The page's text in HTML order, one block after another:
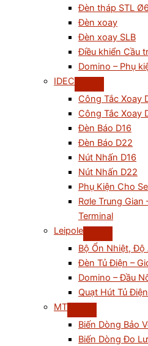
Đèn tháp STL
Đèn xoay
Đèn xoay SLB
Điều khiển Cầu
Domino – Phụ
IDEC
Công Tắc Xoay
Công Tắc Xoay
Đèn Báo D16
Đèn Báo D22
Nút Nhấn D16
Nút Nhấn D22
Phụ Kiện Cho
Rơle Trung
Terminal
Leipole
Bộ Ổn Nhiệt, Độ
Đèn Tủ Điện –
Domino – Đầu
Quạt Hút Tủ
MT
Biến Dòng Bảo
Biến Dòng Đo